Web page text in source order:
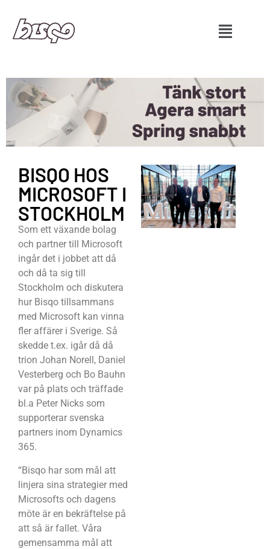
BISQO HOS
MICROSOFT I
STOCKHOLM
Som ett växande bolag
och partner till Microsoft
ingår det i jobbet att då
och då ta sig till
Stockholm och diskutera
hur Bisqo tillsammans
med Microsoft kan vinna
fler affärer i Sverige. Så
skedde t.ex. igår då då
trion Johan Norell, Daniel
Vesterberg och Bo Bauhn
var på plats och träffade
bl.a Peter Nicks som
supporterar svenska
partners inom Dynamics
365.
“Bisqo har som mål att
linjera sina strategier med
Microsofts och dagens
möte är en bekräftelse på
att så är fallet. Våra
gemensamma mål att